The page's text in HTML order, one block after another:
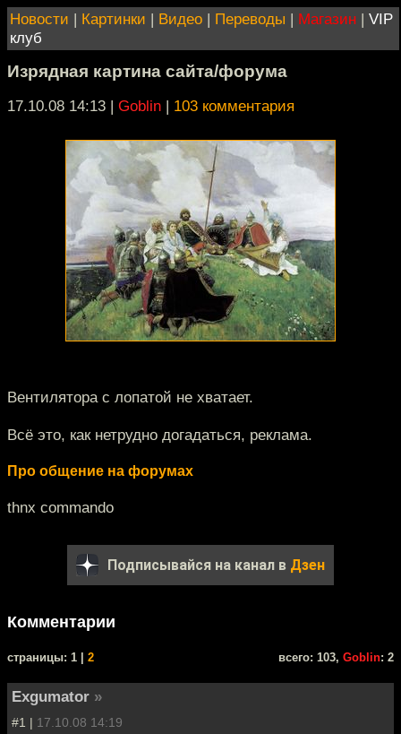
Новости | Картинки | Видео | Переводы | Магазин | VIP
клуб
Изрядная картина сайта/форума
17.10.08 14:13 | Goblin | 103 комментария
Вентилятора с лопатой не хватает.
Всё это, как нетрудно догадаться, реклама.
Про общение на форумах
thnx commando
Подписывайся на канал в Дзен
Комментарии
cтраницы: 1 | 2 всего: 103, Goblin: 2
Exgumator »
#1 | 17.10.08 14:19